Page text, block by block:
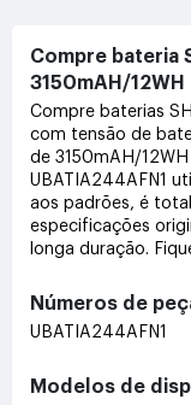
Compre bateria
3150mAH/12WH
Compre baterias
com tensão de
de 3150mAH/
UBATIA244AFN1
aos padrões, é
especificações
longa duração.
Números de
UBATIA244AFN1
Modelos de